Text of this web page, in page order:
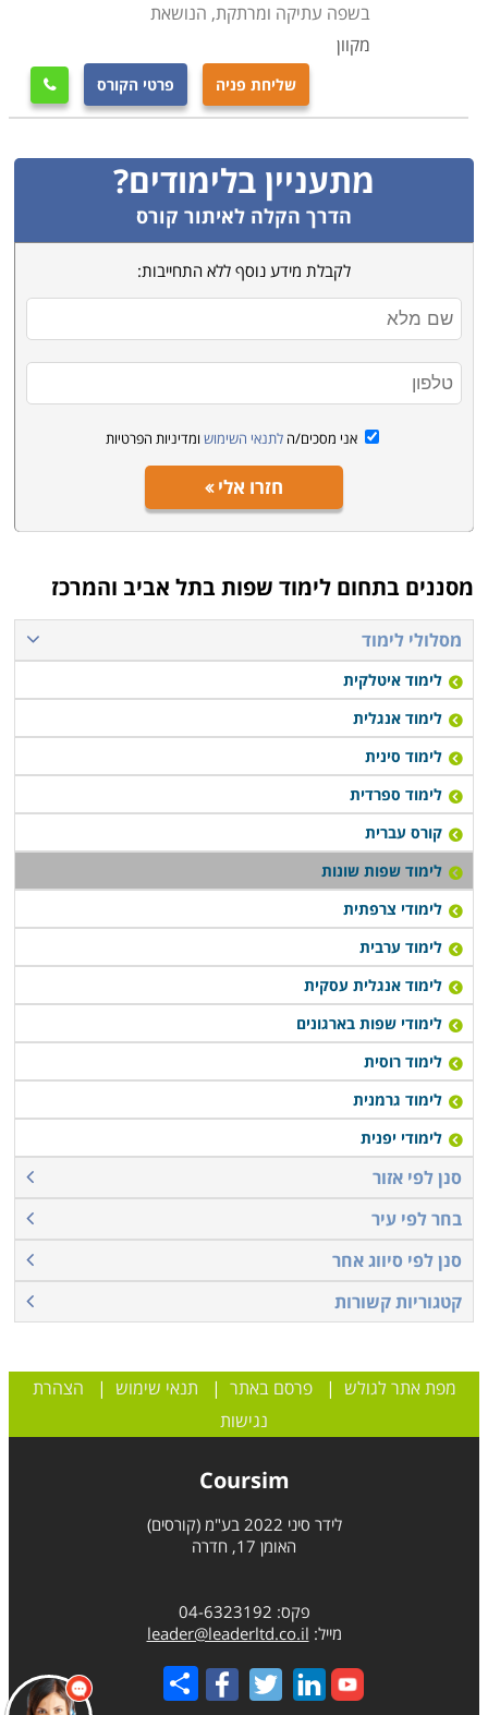
בשפה עתיקה ומרתקת, הנושאת
מקוון
שליחת פניה פרטי הקורס 
מתעניין בלימודים?
הדרך הקלה לאיתור קורס
לקבלת מידע נוסף ללא התחייבות:
אני מסכים/ה לתנאי השימוש ומדיניות הפרטיות
חזרו אלי
מסננים בתחום לימוד שפות בתל אביב והמרכז
מסלולי לימוד
לימוד איטלקית
לימוד אנגלית
לימוד סינית
לימוד ספרדית
קורס עברית
לימוד שפות שונות
לימודי צרפתית
לימוד ערבית
לימוד אנגלית עסקית
לימודי שפות בארגונים
לימוד רוסית
לימוד גרמנית
לימודי יפנית
סנן לפי אזור
בחר לפי עיר
סנן לפי סיווג אחר
קטגוריות קשורות
מפת אתר לגולש |פרסם באתר | תנאי שימוש | הצהרת
נגישות
Coursim
לידר סיני 2022 בע"מ (קורסים)
האומן 17, חדרה
פקס: 04-6323192
מייל: leader@leaderltd.co.il
Share